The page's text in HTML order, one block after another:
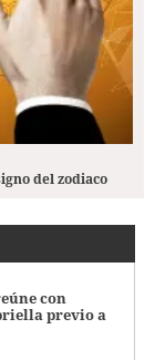
del zodiaco
con
previo a